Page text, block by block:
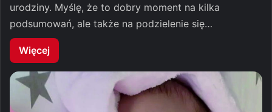
urodziny. Myślę, że to dobry moment na kilka
podsumowań, ale także na podzielenie się…
Więcej